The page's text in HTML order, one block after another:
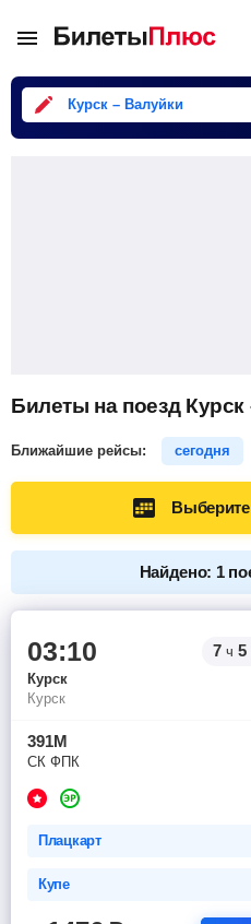
Курск – Валуйки
Билеты на поезд
Ближайшие рейсы: сегодня
Выберите
Найдено: 1
03:10 7 ч 5
Курск
Курск
391М
СК ФПК
Плацкарт
Купе